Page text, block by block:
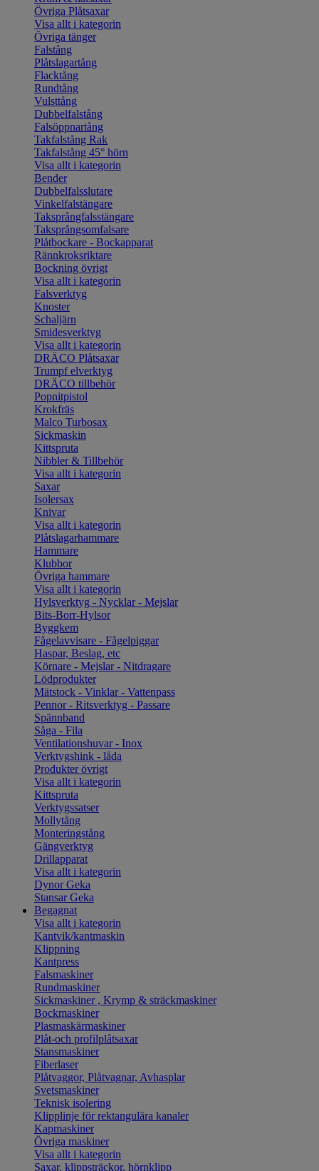
Övriga Plåtsaxar
Visa allt i kategorin
Övriga tänger
Falstång
Plåtslagartång
Flacktång
Rundtång
Vulsttång
Dubbelfalstång
Falsöppnartång
Takfalstång Rak
Takfalstång 45° hörn
Visa allt i kategorin
Bender
Dubbelfalsslutare
Vinkelfalstängare
Taksprångfalsstängare
Taksprångsomfalsare
Plåtbockare - Bockapparat
Rännkroksriktare
Bockning övrigt
Visa allt i kategorin
Falsverktyg
Knoster
Schaljärn
Smidesverktyg
Visa allt i kategorin
DRÄCO Plåtsaxar
Trumpf elverktyg
DRÄCO tillbehör
Popnitpistol
Krokfräs
Malco Turbosax
Sickmaskin
Kittspruta
Nibbler & Tillbehör
Visa allt i kategorin
Saxar
Isolersax
Knivar
Visa allt i kategorin
Plåtslagarhammare
Hammare
Klubbor
Övriga hammare
Visa allt i kategorin
Hylsverktyg - Nycklar - Mejslar
Bits-Borr-Hylsor
Byggkem
Fågelavvisare - Fågelpiggar
Haspar, Beslag, etc
Körnare - Mejslar - Nitdragare
Lödprodukter
Mätstock - Vinklar - Vattenpass
Pennor - Ritsverktyg - Passare
Spännband
Såga - Fila
Ventilationshuvar - Inox
Verktygshink - låda
Produkter övrigt
Visa allt i kategorin
Kittspruta
Verktygssatser
Mollytång
Monteringstång
Gängverktyg
Drillapparat
Visa allt i kategorin
Dynor Geka
Stansar Geka
Begagnat
Visa allt i kategorin
Kantvik/kantmaskin
Klippning
Kantpress
Falsmaskiner
Rundmaskiner
Sickmaskiner , Krymp & sträckmaskiner
Bockmaskiner
Plasmaskärmaskiner
Plåt-och profilplåtsaxar
Stansmaskiner
Fiberlaser
Plåtvaggor, Plåtvagnar, Avhasplar
Svetsmaskiner
Teknisk isolering
Klipplinje för rektangulära kanaler
Kapmaskiner
Övriga maskiner
Visa allt i kategorin
Saxar, klippsträckor, hörnklipp